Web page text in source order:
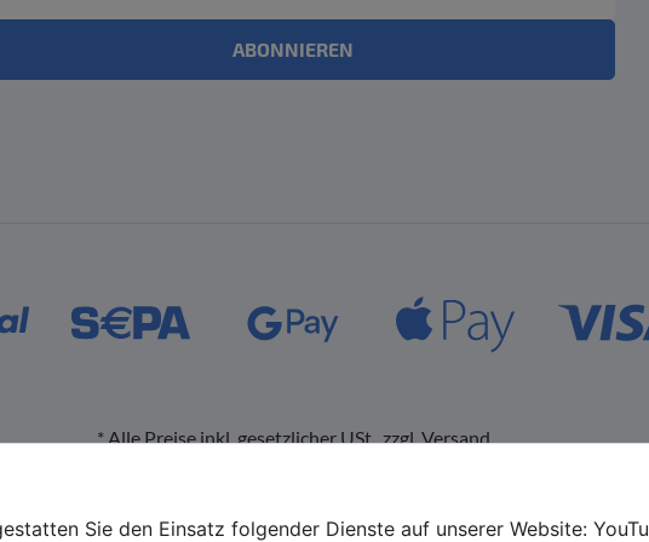
Sie den Einsatz folgender Dienste auf unserer Website:
ABONNIEREN
*Alle Preise inkl. gesetzlicher USt., zzgl.Versand